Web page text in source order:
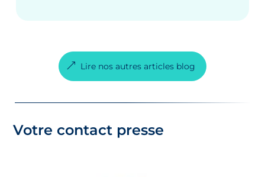
Lire nos autres articles blog
Votre contact presse